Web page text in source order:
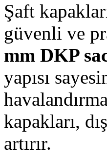
Şaft
güvenli ve
mm DKP
yapısı
kapakları,
artırır.